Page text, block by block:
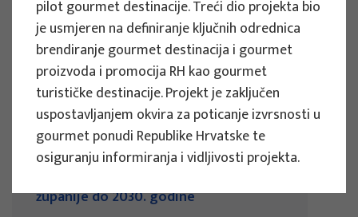
Osijeka
Razdoblje provedbe : 2024
Vidi više
STRUČNI PROJEKTI
županije do 2030. godine
pilot gourmet destinacije. Treći dio projekta bio
je usmjeren na definiranje ključnih odrednica
brendiranje gourmet destinacija i gourmet
proizvoda i promocija RH kao gourmet
turističke destinacije. Projekt je zaključen
uspostavljanjem okvira za poticanje izvrsnosti u
gourmet ponudi Republike Hrvatske te
osiguranju informiranja i vidljivosti projekta.